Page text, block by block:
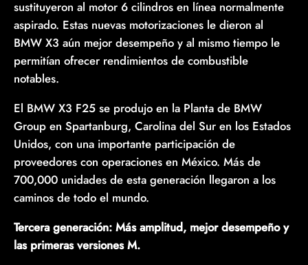
sustituyeron al motor 6 cilindros en línea normalmente
aspirado. Estas nuevas motorizaciones le dieron al
BMW X3 aún mejor desempeño y al mismo tiempo le
permitían ofrecer rendimientos de combustible
notables.
El BMW X3 F25 se produjo en la Planta de BMW
Group en Spartanburg, Carolina del Sur en los Estados
Unidos, con una importante participación de
proveedores con operaciones en México. Más de
700,000 unidades de esta generación llegaron a los
caminos de todo el mundo.
Tercera generación: Más amplitud, mejor desempeño y
las primeras versiones M.